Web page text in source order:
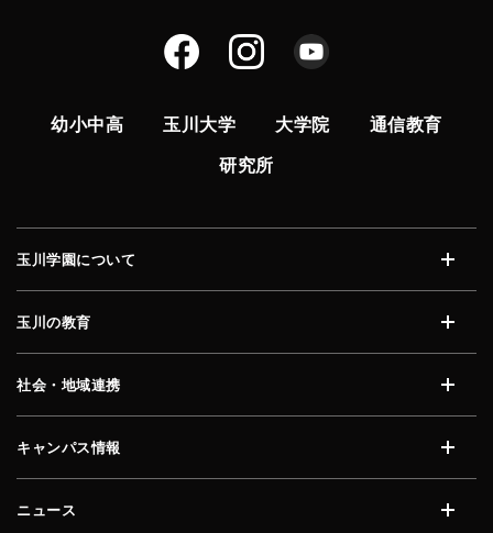
幼小中高 玉川大学 大学院 通信教育
研究所
玉川学園について
玉川の教育
社会・地域連携
キャンパス情報
ニュース